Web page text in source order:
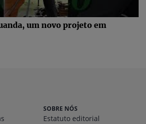
um novo projeto em
SOBRE NÓS
Estatuto editorial